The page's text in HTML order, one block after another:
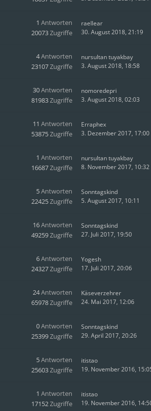
1 Antworten
20073Zugriffe
raellear
30. August 2018, 21:19
4Antworten
23107Zugriffe
nursultan tuyakbay
3. August 2018, 18:58
30Antworten
81983Zugriffe
nomoredepri
3. August 2018, 02:03
11 Antworten
53875Zugriffe
Erraphex
3. Dezember 2017, 17:00
1 Antworten
16687Zugriffe
nursultan tuyakbay
8. November 2017, 10:32
5Antworten
22425Zugriffe
Sonntagskind
5. August 2017, 10:11
16Antworten
49259Zugriffe
Sonntagskind
27. Juli 2017, 19:50
6Antworten
24327Zugriffe
Yogesh
17. Juli 2017, 20:06
24Antworten
65978Zugriffe
Käseverzehrer
24. Mai 2017, 12:06
0Antworten
25399Zugriffe
Sonntagskind
29. April 2017, 20:26
5Antworten
25603Zugriffe
itistao
19. November 2016,
1 Antworten
17152Zugriffe
itistao
19. November 2016,